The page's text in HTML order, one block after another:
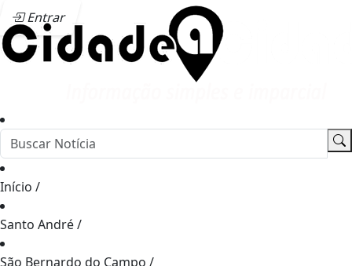
Entrar
Início /
Santo André/
São Bernardo do Campo /